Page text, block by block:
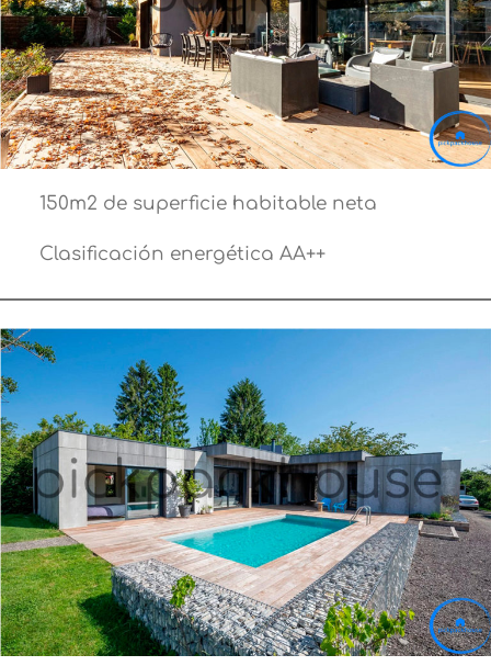
150m2 de superficie habitable neta
Clasificación energética AA++